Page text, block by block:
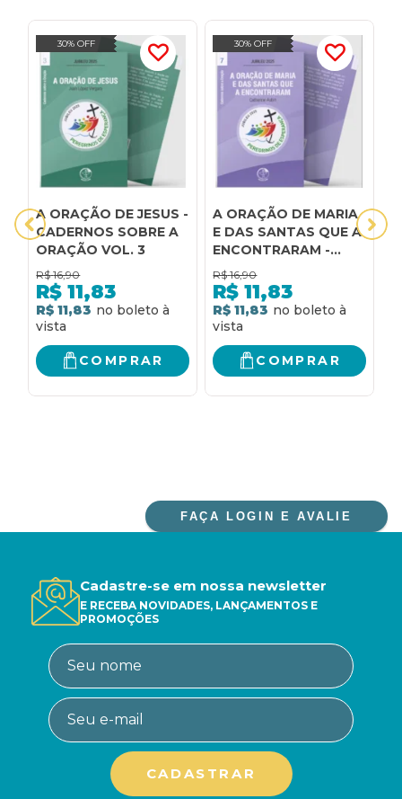
30% OFF
A ORAÇÃO DE JESUS -
CADERNOS SOBRE A
ORAÇÃO VOL. 3
R$ 16,90
R$ 11,83
R$ 11,83
COMPRAR
30% OFF
A ORAÇÃO DE MARIA
E DAS SANTAS QUE A
ENCONTRARAM -
CADERNOS SOBRE A
ORAÇÃO VOL. 7
R$ 16,90
R$ 11,83
R$ 11,83
COMPRAR
FAÇA LOGIN E AVALIE
Cadastre-se em nossa newsletter
E RECEBA NOVIDADES, LANÇAMENTOS E
PROMOÇÕES